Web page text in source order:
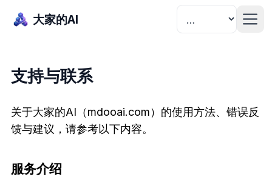
大家的AI
支持与联系
关于大家的AI（mdooai.com）的使用方法、错误反
馈与建议，请参考以下内容。
服务介绍